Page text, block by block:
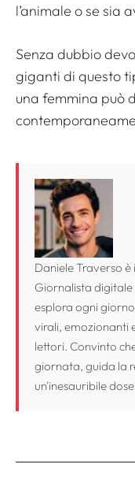
l’animale o se sia
Senza dubbio
giganti di questo
una femmina può
Daniele Traverso
Giornalista
esplora ogni
virali, emozionanti
lettori. Convinto
giornata, guida la
un'inesauribile